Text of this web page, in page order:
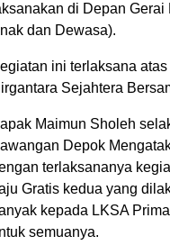
di Depan
dan Dewasa).
ini terlaksana
Sejahtera
Maimun Sholeh
Depok
terlaksananya
Gratis kedua yang
kepada LKSA
semuanya.